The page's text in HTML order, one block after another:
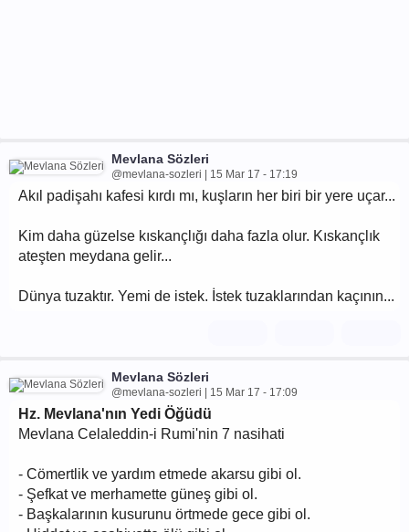
Mevlana Sözleri
@mevlana-sozleri | 15 Mar 17 - 17:19
Akıl padişahı kafesi kırdı mı, kuşların her biri bir yere uçar...
Kim daha güzelse kıskançlığı daha fazla olur. Kıskançlık
ateşten meydana gelir...
Dünya tuzaktır. Yemi de istek. İstek tuzaklarından kaçının...
Mevlana Sözleri
@mevlana-sozleri | 15 Mar 17 - 17:09
Hz. Mevlana'nın Yedi Öğüdü
Mevlana Celaleddin-i Rumi'nin 7 nasihati
- Cömertlik ve yardım etmede akarsu gibi ol.
- Şefkat ve merhamette güneş gibi ol.
- Başkalarının kusurunu örtmede gece gibi ol.